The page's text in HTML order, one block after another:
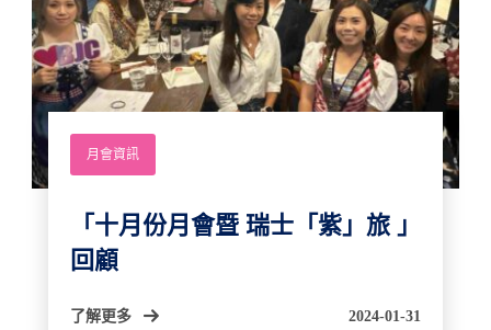
月會資訊
「十月份月會暨 瑞士「紫」旅 」
回顧
了解更多 2024-01-31